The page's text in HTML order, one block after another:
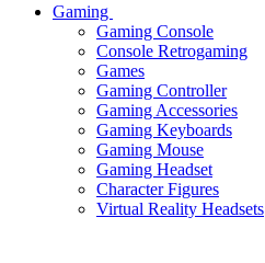
Gaming
Gaming Console
Console Retrogaming
Games
Gaming Controller
Gaming Accessories
Gaming Keyboards
Gaming Mouse
Gaming Headset
Character Figures
Virtual Reality Headsets